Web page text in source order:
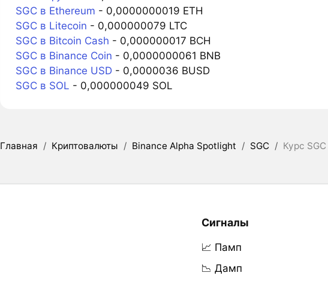
SGC в Ethereum - 0,0000000019 ETH
SGC в Litecoin - 0,000000079 LTC
SGC в Bitcoin Cash - 0,000000017 BCH
SGC в Binance Coin - 0,0000000061 BNB
SGC в Binance USD- 0,0000036 BUSD
SGC в SOL - 0,000000049 SOL
Главная / Криптовалюты / Binance Alpha Spotlight / SGC / Курс
Сигналы
📈 Памп
📉 Дамп